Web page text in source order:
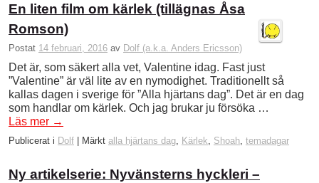
En liten film om kärlek (tillägnas Åsa
Romson)
Postat 14 februari, 2016 av Dolf (a.k.a. Anders Ericsson)
Det är, som säkert alla vet, Valentine idag. Fast just
”Valentine” är väl lite av en nymodighet. Traditionellt så
kallas dagen i sverige för ”Alla hjärtans dag”. Det är en dag
som handlar om kärlek. Och jag brukar ju försöka …
Läs mer →
Publicerat i Dolf Märkt alla hjärtans dag, Kärlek, Shoah, temadagar
Ny artikelserie: Nyvänsterns hyckleri –